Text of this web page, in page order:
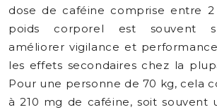
dose de caféine comprise entre
poids corporel est souvent
améliorer vigilance et
les effets secondaires chez la
Pour une personne de 70 kg, cela
à 210 mg de caféine, soit souvent